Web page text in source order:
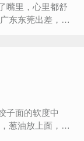
嘴里，心里都舒
子面的软度中